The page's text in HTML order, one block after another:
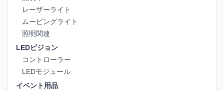
レーザーライト
ムービングライト
照明関連
LEDビジョン
コントローラー
LEDモジュール
イベント用品